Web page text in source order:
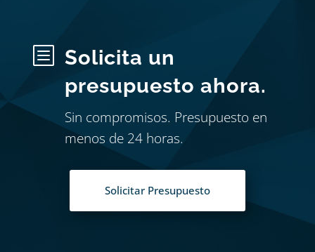
b
Solicita un
presupuesto ahora.
Sin compromisos. Presupuesto en
menos de 24 horas.
Solicitar Presupuesto